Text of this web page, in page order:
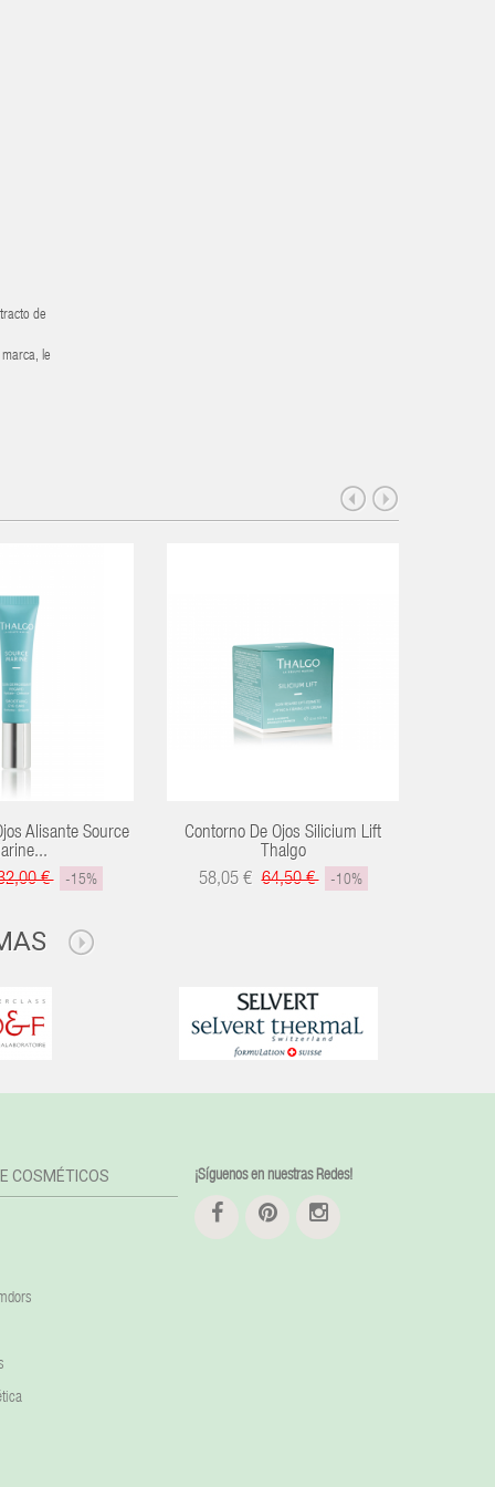
de
le
Alisante Source
€ -15%
Contorno De Ojos Silicium Lift
Thalgo
58,05 € 64,50 € -10%
COSMÉTICOS ¡Síguenos en nuestras Redes!